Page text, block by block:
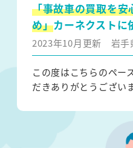
「事故車の買取を安
め」カーネクストに
2023年10月更新 岩手
この度はこちらのペー
だきありがとうござい